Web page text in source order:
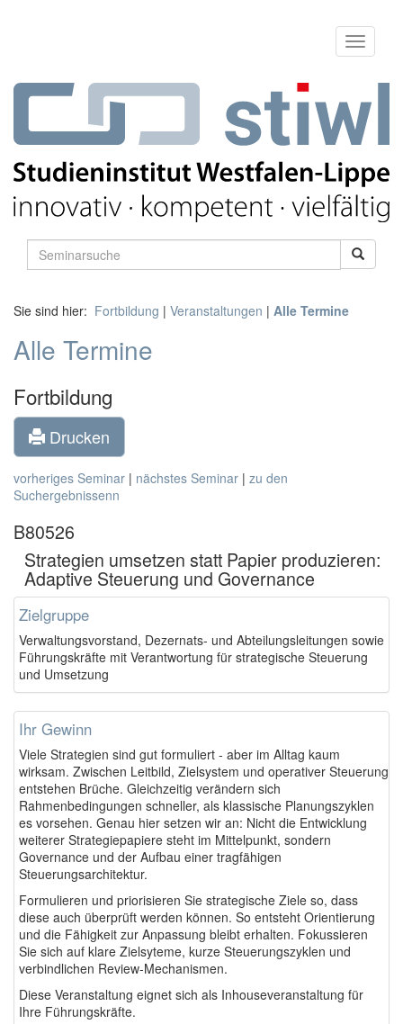
Sie sind hier: Fortbildung | Veranstaltungen | Alle Termine
Alle Termine
Fortbildung
Drucken
vorheriges Seminar | nächstes Seminar | zu den
Suchergebnissenn
B80526
Strategien umsetzen statt Papier produzieren:
Adaptive Steuerung und Governance
Zielgruppe
Verwaltungsvorstand, Dezernats- und Abteilungsleitungen sowie
Führungskräfte mit Verantwortung für strategische Steuerung
und Umsetzung
Ihr Gewinn
Viele Strategien sind gut formuliert - aber im Alltag kaum
wirksam. Zwischen Leitbild, Zielsystem und operativer Steuerung
entstehen Brüche. Gleichzeitig verändern sich
Rahmenbedingungen schneller, als klassische Planungszyklen
es vorsehen. Genau hier setzen wir an: Nicht die Entwicklung
weiterer Strategiepapiere steht im Mittelpunkt, sondern
Governance und der Aufbau einer tragfähigen
Steuerungsarchitektur.
Formulieren und priorisieren Sie strategische Ziele so, dass
diese auch überprüft werden können. So entsteht Orientierung
und die Fähigkeit zur Anpassung bleibt erhalten. Fokussieren
Sie sich auf klare Zielsyteme, kurze Steuerungszyklen und
verbindlichen Review-Mechanismen.
Diese Veranstaltung eignet sich als Inhouseveranstaltung für
Ihre Führungskräfte.